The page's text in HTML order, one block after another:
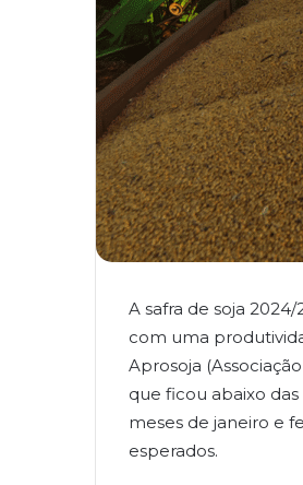
A safra de soja
com uma
Aprosoja
que ficou abaixo
meses de janeiro e
esperados.